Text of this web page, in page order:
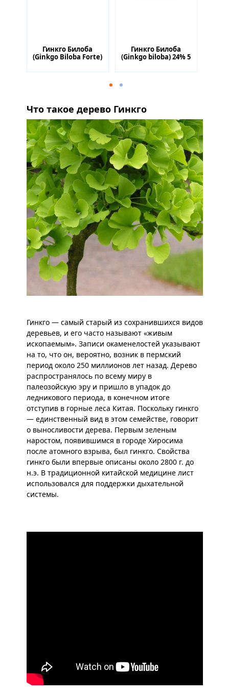
Гинкго Билоба
(Ginkgo Biloba Forte)
Гинкго Билоба
(Ginkgo biloba) 24% 5
Что такое дерево Гинкго
Гинкго — самый старый из сохранившихся видов
деревьев, и его часто называют «живым
ископаемым». Записи окаменелостей указывают
на то, что он, вероятно, возник в пермский
период около 250 миллионов лет назад. Дерево
распространялось по всему миру в
палеозойскую эру и пришло в упадок до
ледникового периода, в конечном итоге
отступив в горные леса Китая. Поскольку гинкго
— единственный вид в этом семействе, говорит
о выносливости дерева. Первым зеленым
наростом, появившимся в городе Хиросима
после атомного взрыва, был гинкго. Свойства
гинкго были впервые описаны около 2800 г. до
н.э. В традиционной китайской медицине лист
использовался для поддержки дыхательной
системы.